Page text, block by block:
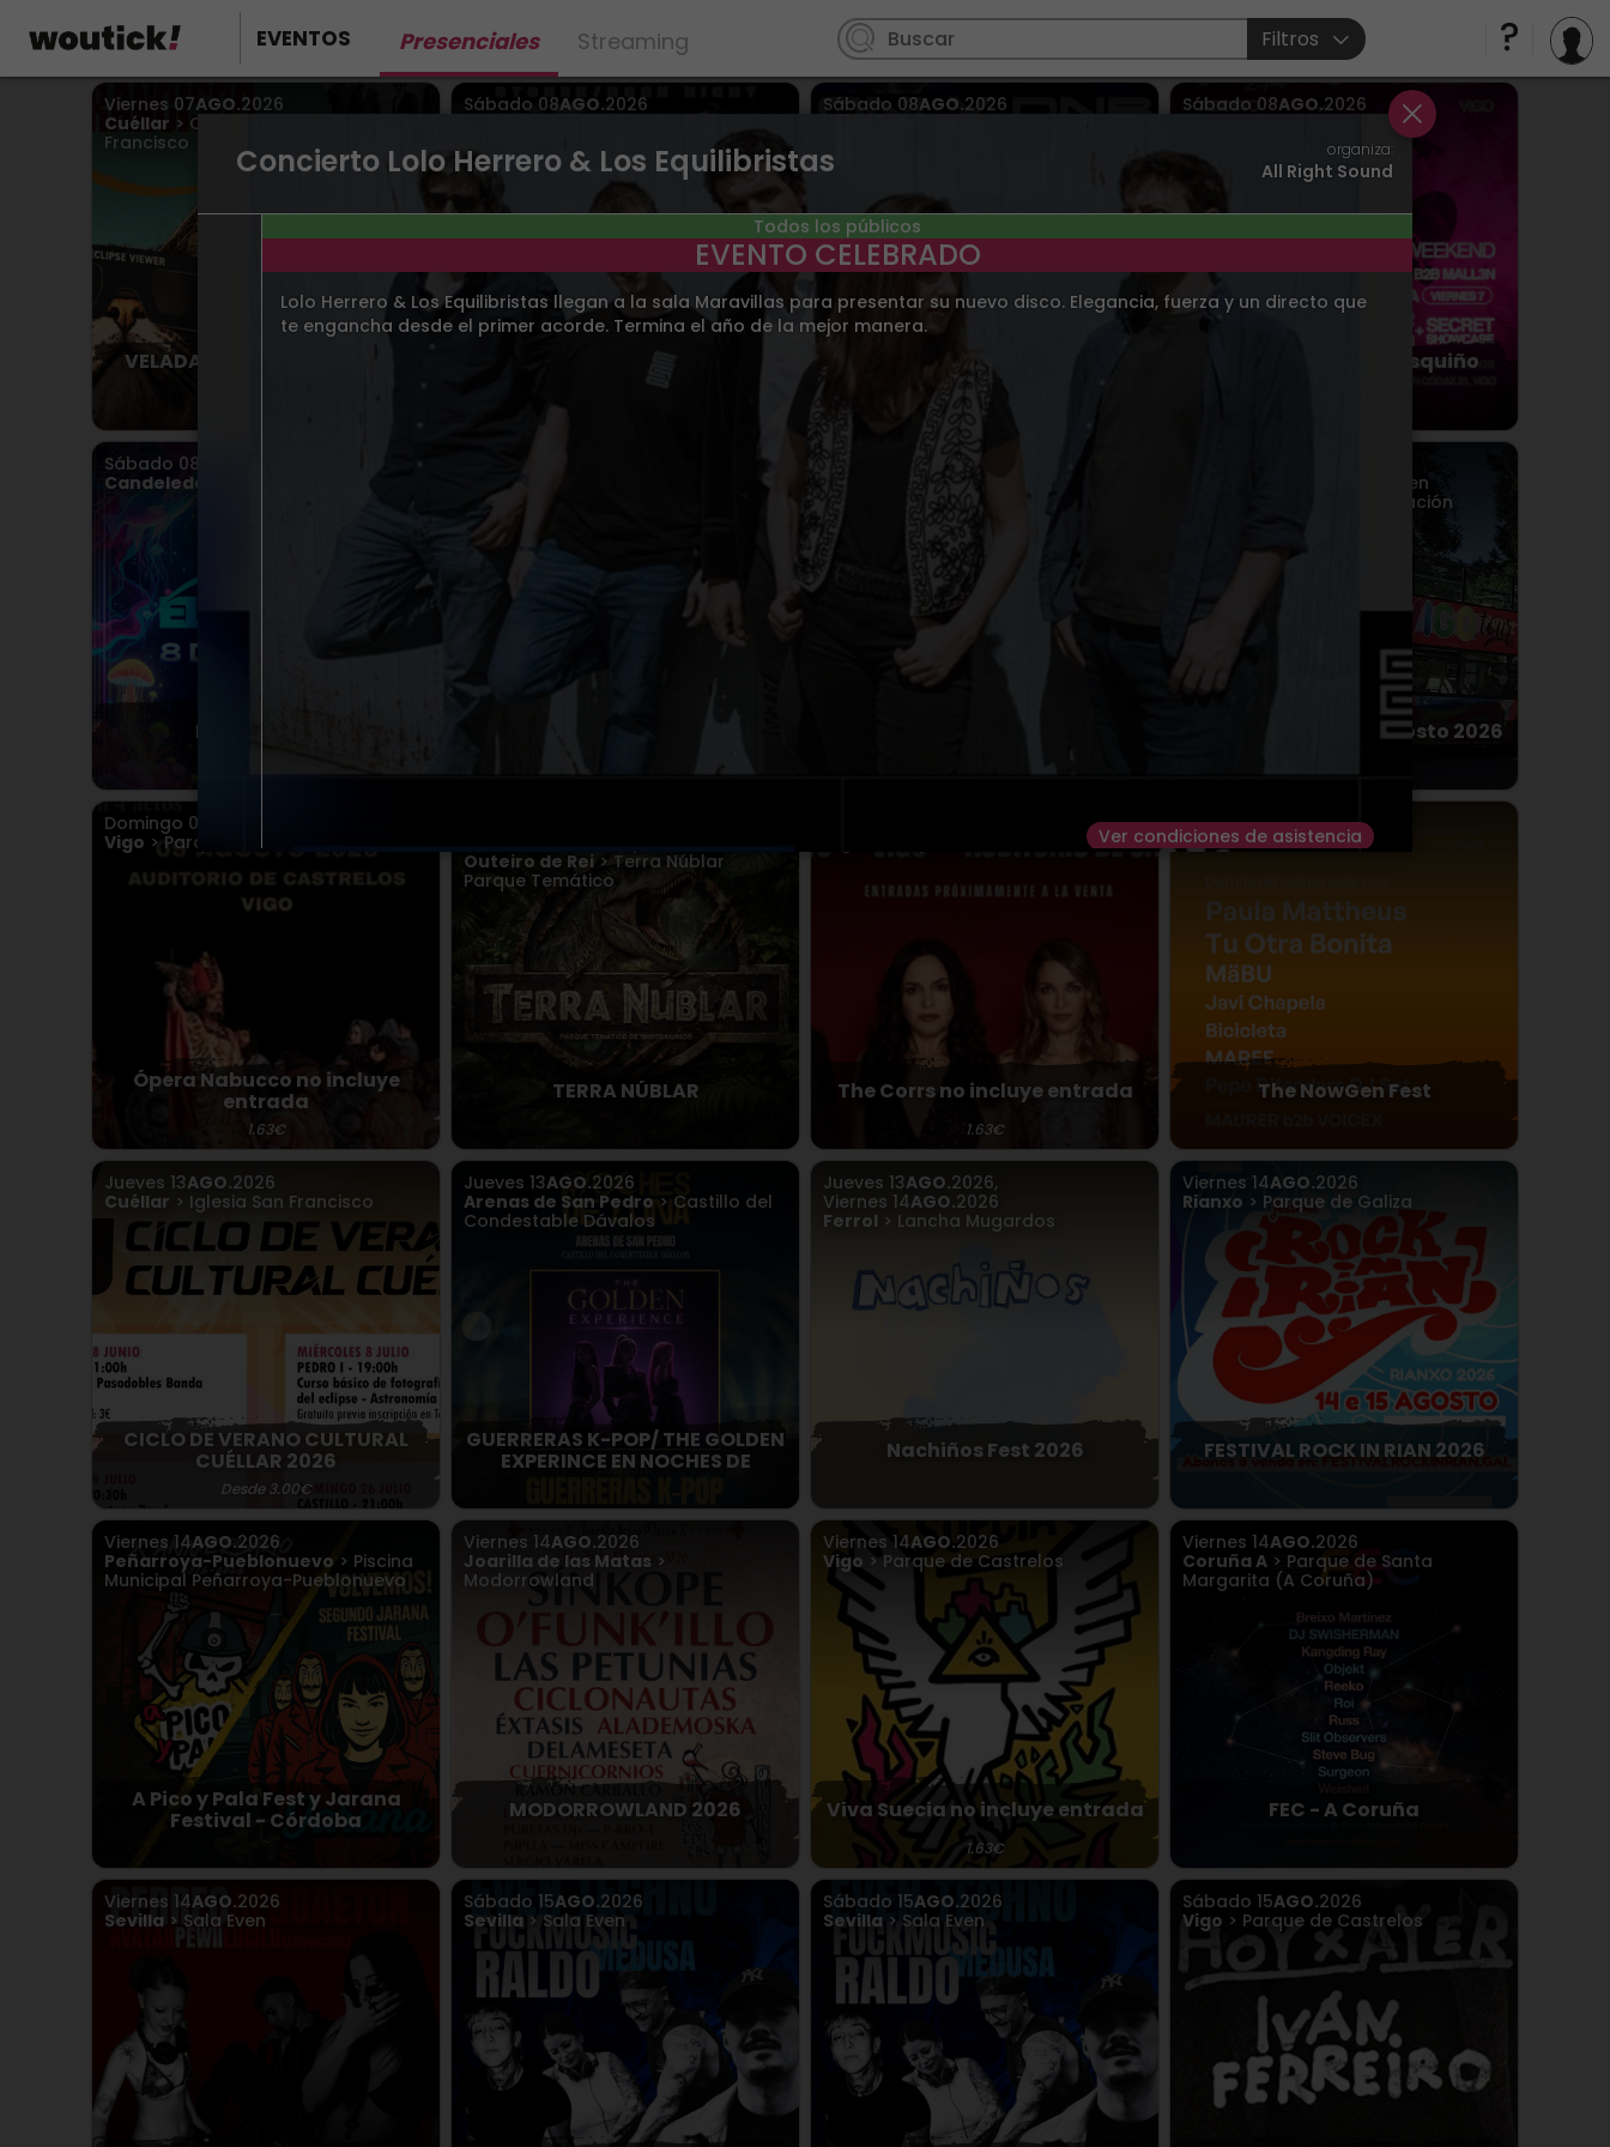
Concierto Lolo Herrero & Los Equilibristas organiza:
All Right Sound
Todos los públicos
EVENTO CELEBRADO
Lolo Herrero & Los Equilibristas llegan a la sala Maravillas para presentar su nuevo disco. Elegancia, fuerza y un directo que
te engancha desde el primer acorde. Termina el año de la mejor manera.
Ver condiciones de asistencia
EVENTOS Presenciales Streaming Filtros
Viernes 07AGO.2026
Cuéllar > Convento de San
Francisco
VELADAS DE SAN FRANCISCO
Sábado 08AGO.2026
Among Us + Periscopio en Louie
Louie Live Estepona
Sábado 08AGO.2026
ONLY DRUM AND BASS ( Josan
GT + Rorroux Bday )
Sábado 08AGO.2026
Roneo Doppler Marisquiño
Sábado 08
Candeleda
El Muelle 2026
Arenas de San Pedro
> Castillo del
Condestable Dávalos
AGO.
Arenas de San Pedro
Condestable Dávalos
y más en
> Parada de Bus, Estación
Bus Turístico Vigo agosto 2026
Domingo 09
Vigo > Parque de Castrelos
Ópera Nabucco no incluye
entrada
1.63€
Outeiro de Rei > Terra Núblar
Parque Temático
TERRA NÚBLAR The Corrs no incluye entrada
1.63€
Miércoles12AGO.2026
Frías> Castillo de Frías
The NowGen Fest
Jueves 13AGO.2026
Cuéllar > Iglesia San Francisco
CICLO DE VERANO CULTURAL
CUÉLLAR 2026
Desde 3.00€
Jueves 13AGO.2026
Arenas de San Pedro > Castillo del
Condestable Dávalos
GUERRERAS K-POP/ THE GOLDEN
EXPERINCE EN NOCHES DE
Jueves 13AGO.2026,
Viernes 14AGO.2026
Ferrol > Lancha Mugardos
Nachiños Fest 2026
Viernes 14AGO.2026
Rianxo > Parque de Galiza
FESTIVAL ROCK IN RIAN 2026
Viernes 14AGO.2026
Peñarroya-Pueblonuevo > Piscina
Municipal Peñarroya-Pueblonuevo
A Pico y Pala Fest y Jarana
Festival - Córdoba
Viernes 14AGO.2026
Joarilla de las Matas >
Modorrowland
MODORROWLAND 2026
Viernes 14AGO.2026
Vigo > Parque de Castrelos
Viva Suecia no incluye entrada
1.63€
Viernes 14AGO.2026
Coruña A > Parque de Santa
Margarita (A Coruña)
FEC - A Coruña
Viernes 14AGO.2026
Sevilla > Sala Even
Sábado 15AGO.2026
Sevilla > Sala Even
Sábado 15AGO.2026
Sevilla > Sala Even
Sábado 15AGO.2026
Vigo > Parque de Castrelos